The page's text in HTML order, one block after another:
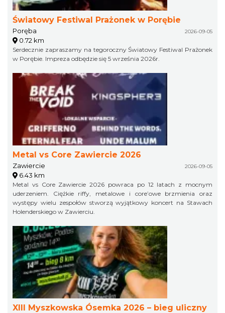
Światowy Festiwal Prażonek w Porębie
Poręba 2026-09-05
0.72 km
Serdecznie zapraszamy na tegoroczny Światowy Festiwal Prażonek
w Porębie. Impreza odbędzie się 5 września 2026r.
Metal vs Core Zawiercie 2026
Zawiercie 2026-09-05
6.43 km
Metal vs Core Zawiercie 2026 powraca po 12 latach z mocnym
uderzeniem. Ciężkie riffy, metalowe i core’owe brzmienia oraz
występy wielu zespołów stworzą wyjątkowy koncert na Stawach
Holenderskiego w Zawierciu.
XIII Myszkowska Ósemka 2026 – bieg uliczny